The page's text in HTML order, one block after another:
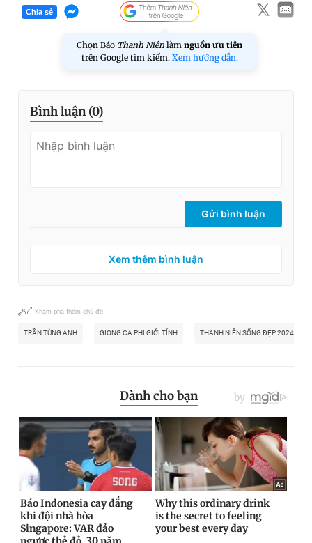
Chia sẻ
Chọn Báo Thanh Niên làm nguồn ưu tiên
trên Google tìm kiếm. Xem hướng dẫn.
Bình luận (0)
Gửi bình luận
Xem thêm bình luận
Khám phá thêm chủ đề
TRẦN TÙNG ANH GIỌNG CA PHI GIỚI TÍNH THANH NIÊN SỐNG ĐẸP 2024